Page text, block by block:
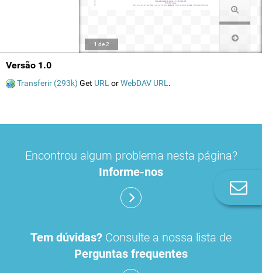
1 de2
Versão 1.0
Transferir (293k) Get URL orWebDAV URL .
Encontrou algum problema nesta página?
Informe-nos
Tem dúvidas? Consulte a nossa lista de
Perguntas frequentes